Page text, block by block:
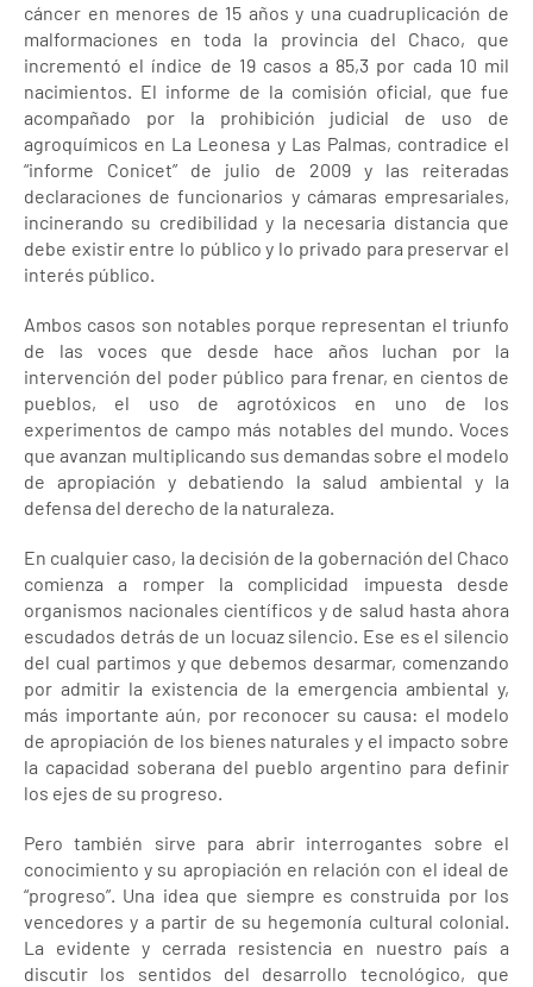
cáncer en menores de 15 años y una cuadruplicación de
malformaciones en toda la provincia del Chaco, que
incrementó el índice de 19 casos a 85,3 por cada 10 mil
nacimientos. El informe de la comisión oficial, que fue
acompañado por la prohibición judicial de uso de
agroquímicos en La Leonesa y Las Palmas, contradice el
“informe Conicet” de julio de 2009 y las reiteradas
declaraciones de funcionarios y cámaras empresariales,
incinerando su credibilidad y la necesaria distancia que
debe existir entre lo público y lo privado para preservar el
interés público.
Ambos casos son notables porque representan el triunfo
de las voces que desde hace años luchan por la
intervención del poder público para frenar, en cientos de
pueblos, el uso de agrotóxicos en uno de los
experimentos de campo más notables del mundo. Voces
que avanzan multiplicando sus demandas sobre el modelo
de apropiación y debatiendo la salud ambiental y la
defensa del derecho de la naturaleza.
En cualquier caso, la decisión de la gobernación del Chaco
comienza a romper la complicidad impuesta desde
organismos nacionales científicos y de salud hasta ahora
escudados detrás de un locuaz silencio. Ese es el silencio
del cual partimos y que debemos desarmar, comenzando
por admitir la existencia de la emergencia ambiental y,
más importante aún, por reconocer su causa: el modelo
de apropiación de los bienes naturales y el impacto sobre
la capacidad soberana del pueblo argentino para definir
los ejes de su progreso.
Pero también sirve para abrir interrogantes sobre el
conocimiento y su apropiación en relación con el ideal de
“progreso”. Una idea que siempre es construida por los
vencedores y a partir de su hegemonía cultural colonial.
La evidente y cerrada resistencia en nuestro país a
discutir los sentidos del desarrollo tecnológico, que